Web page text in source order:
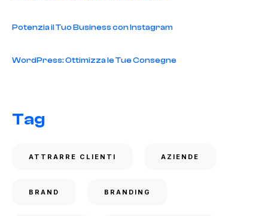
Potenzia il Tuo Business con Instagram
WordPress: Ottimizza le Tue Consegne
Tag
ATTRARRE CLIENTI AZIENDE
BRAND BRANDING